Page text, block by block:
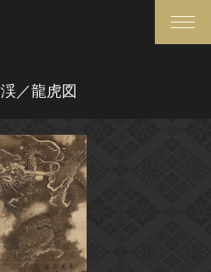
媒体資料・関連記事等
博物館、美術館の皆さまへ
／龍虎図